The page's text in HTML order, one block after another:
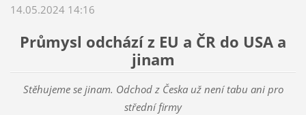
14.05.2024 14:16
Průmysl odchází z EU a ČR do USA a
jinam
Stěhujeme se jinam. Odchod z Česka už není tabu ani pro
střední firmy